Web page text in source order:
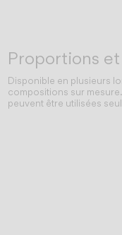
Proportions
Disponible en plusieurs
compositions sur
peuvent être utilisées